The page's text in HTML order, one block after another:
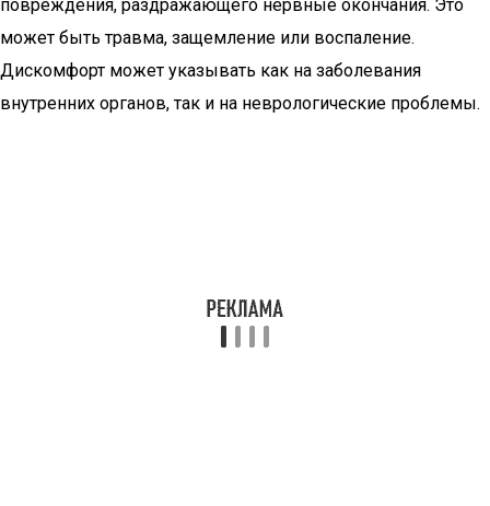
повреждения, раздражающего нервные окончания. Это
может быть травма, защемление или воспаление.
Дискомфорт может указывать как на заболевания
внутренних органов, так и на неврологические проблемы.